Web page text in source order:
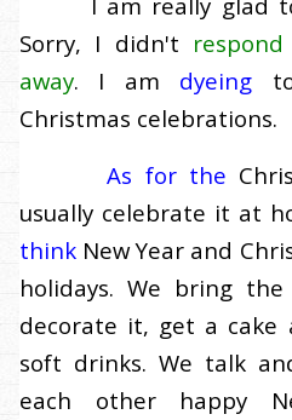
Sorry, I didn't respond
away. I am dyeing
Christmas celebrations.
As for the
usually celebrate it at
think New Year and
holidays. We bring
decorate it, get a cake
soft drinks. We talk
each other happy